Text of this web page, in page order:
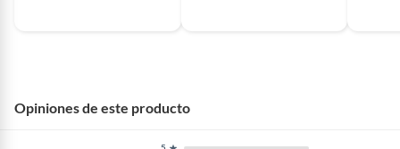
Opiniones de este producto